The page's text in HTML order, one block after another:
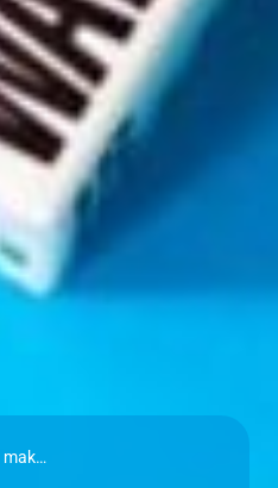
Productvideo laten maken